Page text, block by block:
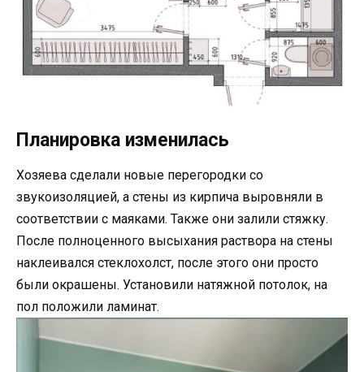
Планировка изменилась
Хозяева сделали новые перегородки со
звукоизоляцией, а стены из кирпича выровняли в
соответствии с маяками. Также они залили стяжку.
После полноценного высыхания раствора на стены
наклеивался стеклохолст, после этого они просто
были окрашены. Установили натяжной потолок, на
пол положили ламинат.